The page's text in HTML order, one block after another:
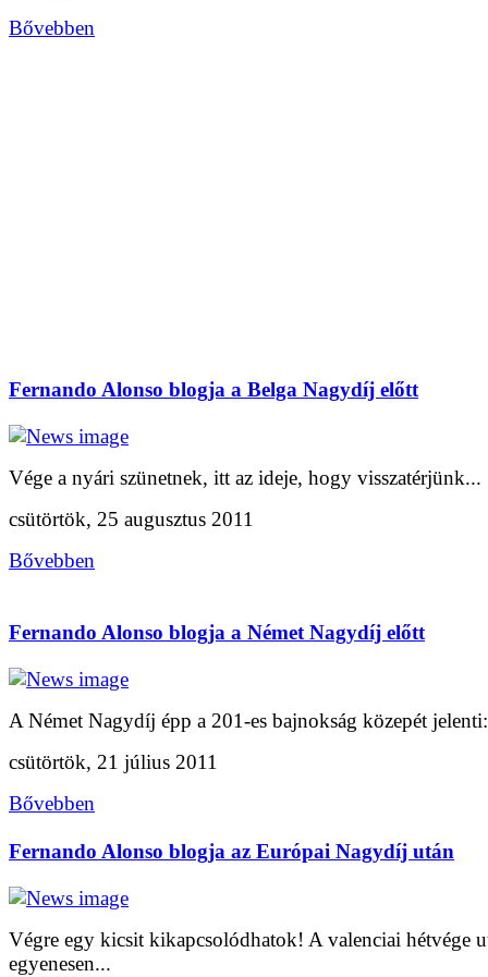
Bővebben
Fernando Alonso blogja a Belga Nagydíj előtt
Vége a nyári szünetnek, itt az ideje, hogy visszatérjünk...
csütörtök, 25 augusztus 2011
Bővebben
Fernando Alonso blogja a Német Nagydíj előtt
A Német Nagydíj épp a 201-es bajnokság közepét
csütörtök, 21 július 2011
Bővebben
Fernando Alonso blogja az Európai Nagydíj után
Végre egy kicsit kikapcsolódhatok! A valenciai hétvége
egyenesen...